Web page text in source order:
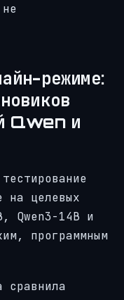
режиме:
Qwen и
на целевых
Qwen3-14B и
программным
сравнила